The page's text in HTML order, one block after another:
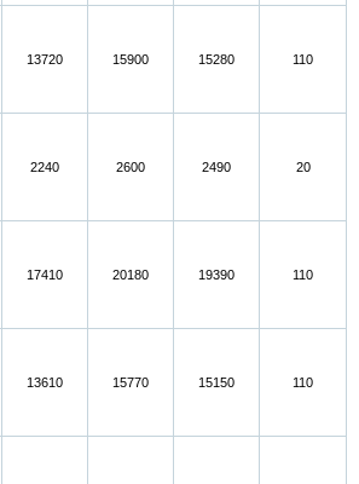
13720 15900 15280 110
2240 2600 2490 20
17410 20180 19390 110
13610 15770 15150 110